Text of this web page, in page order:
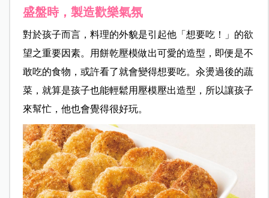
盛盤時，製造歡樂氣氛
對於孩子而言，料理的外貌是引起他「想要吃！」的欲
望之重要因素。用餅乾壓模做出可愛的造型，即便是不
敢吃的食物，或許看了就會變得想要吃。汆燙過後的蔬
菜，就算是孩子也能輕鬆用壓模壓出造型，所以讓孩子
來幫忙，他也會覺得很好玩。